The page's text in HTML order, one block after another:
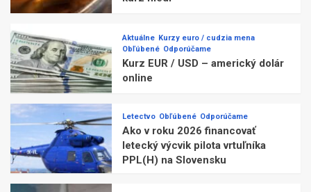
Aktuálne Kurzy euro / cudzia mena
Obľúbené Odporúčame
Kurz EUR / USD – americký dolár
online
Letectvo Obľúbené Odporúčame
Ako v roku 2026 financovať
letecký výcvik pilota vrtuľníka
PPL(H) na Slovensku